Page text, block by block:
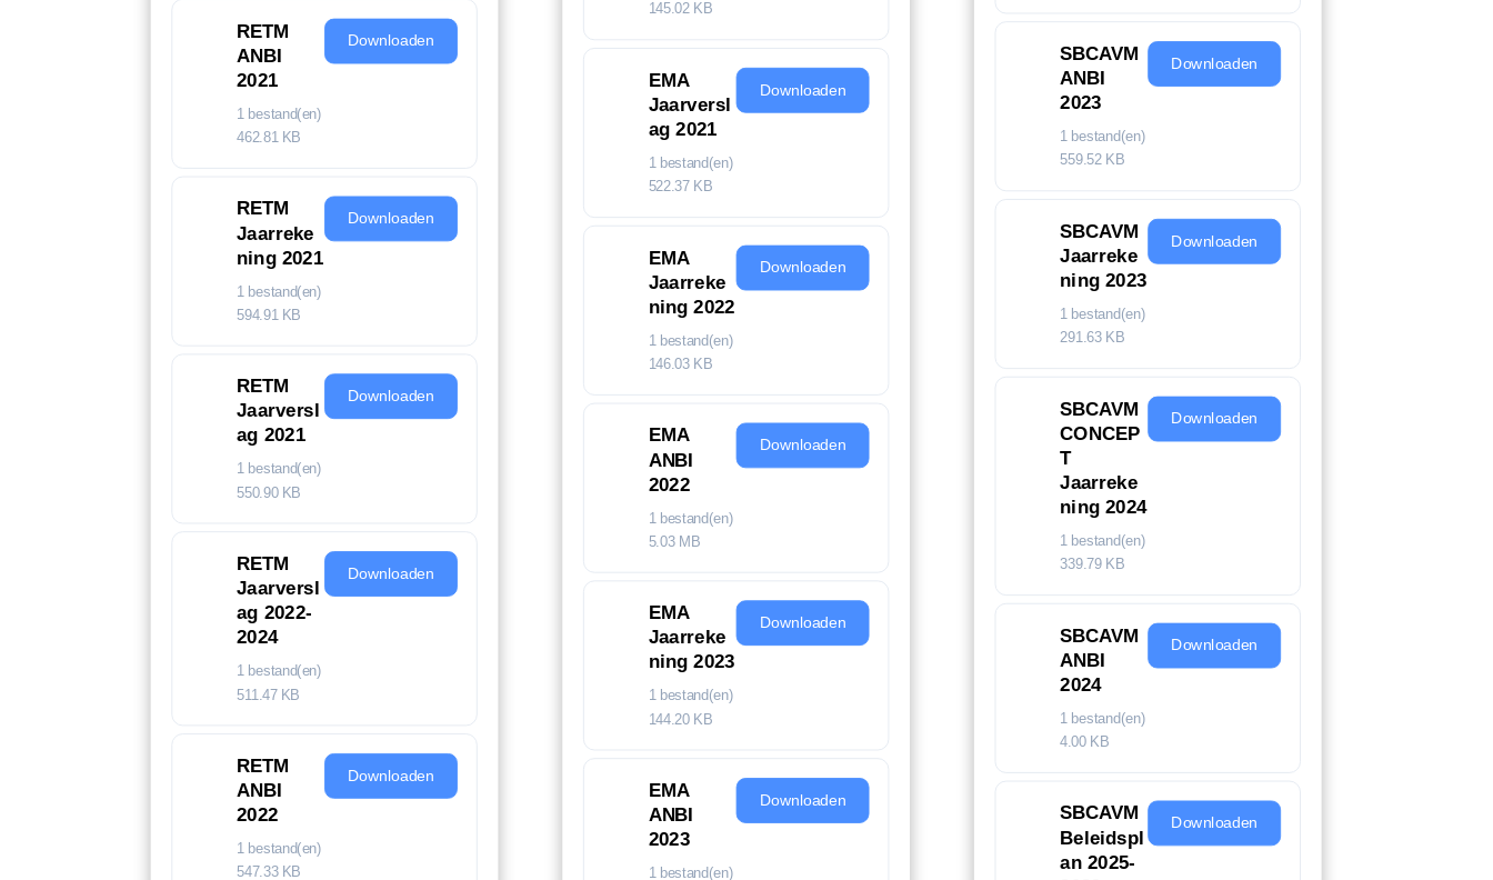
RETM
ANBI
2021
1 bestand(en)
462.81 KB
Downloaden
RETM
Jaarreke
ning 2021
1 bestand(en)
594.91 KB
Downloaden
RETM
Jaarversl
ag 2021
1 bestand(en)
550.90 KB
Downloaden
RETM
Jaarversl
ag 2022-
2024
1 bestand(en)
511.47 KB
Downloaden
RETM
ANBI
2022
1 bestand(en)
547.33 KB
Downloaden
145.02 KB
EMA
Jaarversl
ag 2021
1 bestand(en)
522.37 KB
Downloaden
EMA
Jaarreke
ning 2022
1 bestand(en)
146.03 KB
Downloaden
EMA
ANBI
2022
1 bestand(en)
5.03 MB
Downloaden
EMA
Jaarreke
ning 2023
1 bestand(en)
144.20 KB
Downloaden
EMA
ANBI
2023
1 bestand(en)
Downloaden
SBCAVM
ANBI
2023
1 bestand(en)
559.52 KB
Downloaden
SBCAVM
Jaarreke
ning 2023
1 bestand(en)
291.63 KB
Downloaden
SBCAVM
CONCEP
T
Jaarreke
ning 2024
1 bestand(en)
339.79 KB
Downloaden
SBCAVM
ANBI
2024
1 bestand(en)
4.00 KB
Downloaden
SBCAVM
Beleidspl
an 2025-
Downloaden